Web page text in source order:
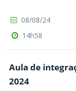
08/08/24
14h58
Aula de
2024